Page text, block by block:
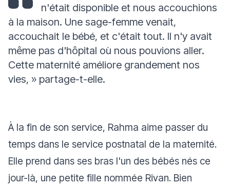
n'était disponible et nous accouchions
à la maison. Une sage-femme venait,
accouchait le bébé, et c'était tout. Il n'y avait
même pas d'hôpital où nous pouvions aller.
Cette maternité améliore grandement nos
vies, » partage-t-elle.
À la fin de son service, Rahma aime passer du
temps dans le service postnatal de la maternité.
Elle prend dans ses bras l'un des bébés nés ce
jour-là, une petite fille nommée Rivan. Bien